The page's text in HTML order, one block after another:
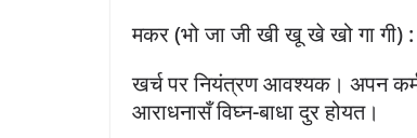
मकर (भो जा जी खी खू खे खो गा
खर्च पर नियंत्रण आवश्यक। अपन
आराधनासँ विघ्न-बाधा दुर होयत।